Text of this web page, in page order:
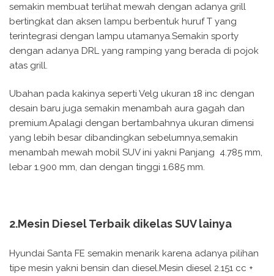
semakin membuat terlihat mewah dengan adanya grill
bertingkat dan aksen lampu berbentuk huruf T yang
terintegrasi dengan lampu utamanya.Semakin sporty
dengan adanya DRL yang ramping yang berada di pojok
atas grill.
Ubahan pada kakinya seperti Velg ukuran 18 inc dengan
desain baru juga semakin menambah aura gagah dan
premium.Apalagi dengan bertambahnya ukuran dimensi
yang lebih besar dibandingkan sebelumnya,semakin
menambah mewah mobil SUV ini yakni Panjang 4.785 mm,
lebar 1.900 mm, dan dengan tinggi 1.685 mm.
2.Mesin Diesel Terbaik dikelas SUV lainya
Hyundai Santa FE semakin menarik karena adanya pilihan
tipe mesin yakni bensin dan diesel.Mesin diesel 2.151 cc +